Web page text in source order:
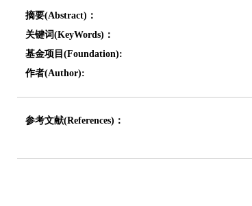
摘要(Abstract)：
关键词(KeyWords)：
基金项目(Foundation):
作者(Author):
参考文献(References)：